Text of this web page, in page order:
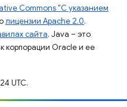
Commons "С указанием
лицензии Apache 2.0.
сайта. Java – это
корпорации Oracle и ее
UTC.